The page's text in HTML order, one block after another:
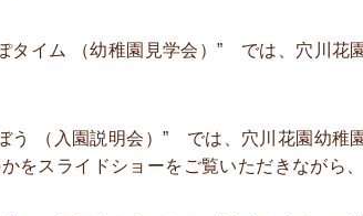
タイム （幼稚園見学会）” では、穴川花
う （入園説明会）” では、穴川花園幼稚
をスライドショーをご覧いただきながら